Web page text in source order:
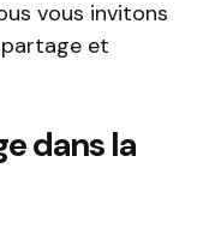
vous invitons
et
dans la